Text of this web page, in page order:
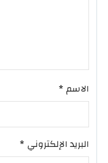
الاسم*
البريد الإلكتروني *